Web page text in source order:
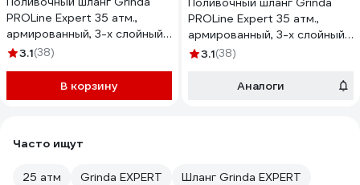
PROLine Expert 35 атм.,
армированный, 3-х слойный,
1/2х50м 8-429005-1/2-
3.1(38)
В корзину
PROLine Expert 35 атм.,
армированный, 3-х слойный,
1/2х20м 8-429005-1/2-
3.1(38)
Аналоги
Часто ищут
25 атм Grinda EXPERT
Шланг Grinda EXPERT